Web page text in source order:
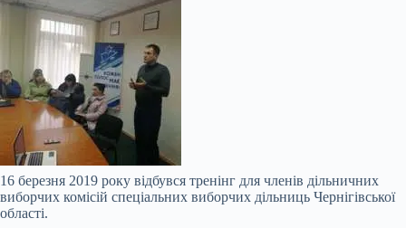
16 березня 2019 року відбувся тренінг для членів дільничних
виборчих комісій спеціальних виборчих дільниць Чернігівської
області.